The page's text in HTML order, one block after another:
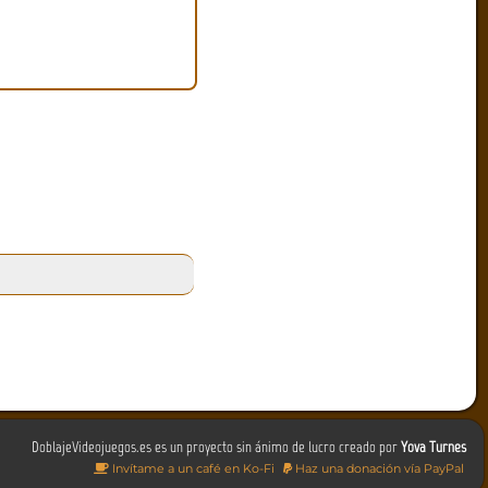
DoblajeVideojuegos.es es un proyecto sin ánimo de lucro creado porYova Turnes
Invítame a un café en Ko-Fi Haz una donación vía PayPal